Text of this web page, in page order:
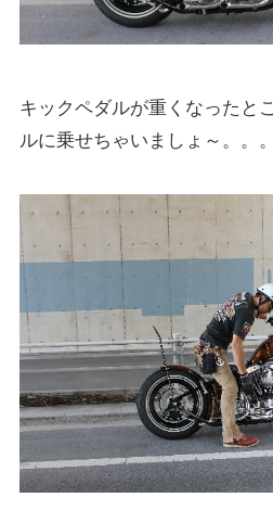
キックペダルが重くなったと
ルに乗せちゃいましょ～。。。